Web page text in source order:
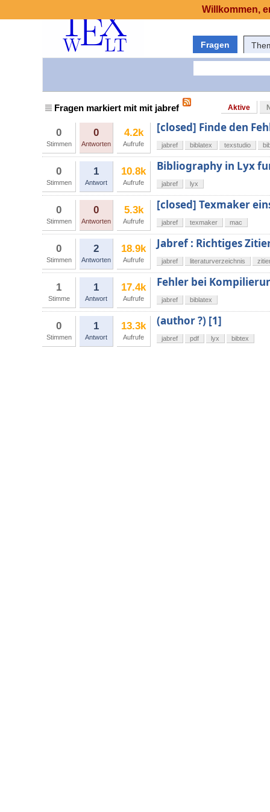
Fragen
Fragen markiert mit mit jabref Aktive
0
Stimmen
0
Antworten
4.2k
Aufrufe
[closed] Finde den
jabref biblatex texstudio
0
Stimmen
1
Antwort
10.8k
Aufrufe
Bibliography in Lyx
jabref lyx
0
Stimmen
0
Antworten
5.3k
Aufrufe
[closed] Texmaker
jabref texmaker mac
0
Stimmen
2
Antworten
18.9k
Aufrufe
Jabref : Richtiges
jabref literaturverzeichnis
1
Stimme
1
Antwort
17.4k
Aufrufe
Fehler bei
jabref biblatex
0
Stimmen
1
Antwort
13.3k
Aufrufe
(author ?) [1]
jabref pdf lyx bibtex
Willkommen,